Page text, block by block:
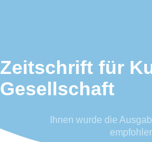
Zeitschrift für
Gesellschaft
Ihnen wurde die